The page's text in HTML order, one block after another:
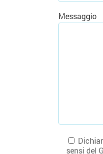
Messaggio
sensi del